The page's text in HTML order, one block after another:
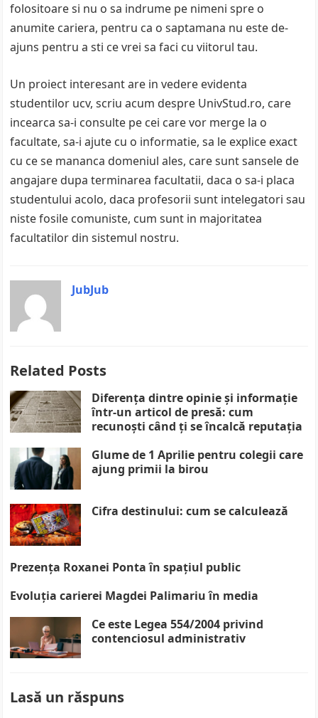
folositoare si nu o sa indrume pe nimeni spre o
anumite cariera, pentru ca o saptamana nu este de-
ajuns pentru a sti ce vrei sa faci cu viitorul tau.
Un proiect interesant are in vedere evidenta
studentilor ucv, scriu acum despre UnivStud.ro, care
incearca sa-i consulte pe cei care vor merge la o
facultate, sa-i ajute cu o informatie, sa le explice exact
cu ce se mananca domeniul ales, care sunt sansele de
angajare dupa terminarea facultatii, daca o sa-i placa
studentului acolo, daca profesorii sunt intelegatori sau
niste fosile comuniste, cum sunt in majoritatea
facultatilor din sistemul nostru.
JubJub
Related Posts
Diferența dintre opinie și informație
într-un articol de presă: cum
recunoști când ți se încalcă reputația
Glume de 1 Aprilie pentru colegii care
ajung primii la birou
Cifra destinului: cum se calculează
Prezența Roxanei Ponta în spațiul public
Evoluția carierei Magdei Palimariu în media
Ce este Legea 554/2004 privind
contenciosul administrativ
Lasă un răspuns